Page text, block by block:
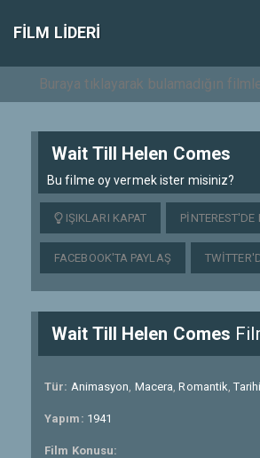
FILM LIDERI
Wait Till Helen Comes
Bu filme oy vermek ister misiniz?
IŞIKLARI KAPAT PINTEREST'DE
FACEBOOK'TA PAYLAŞ
Wait Till Helen Comes
Tür: Animasyon, Macera,Romantik,Tarihi
Yapım: 1941
Film Konusu: